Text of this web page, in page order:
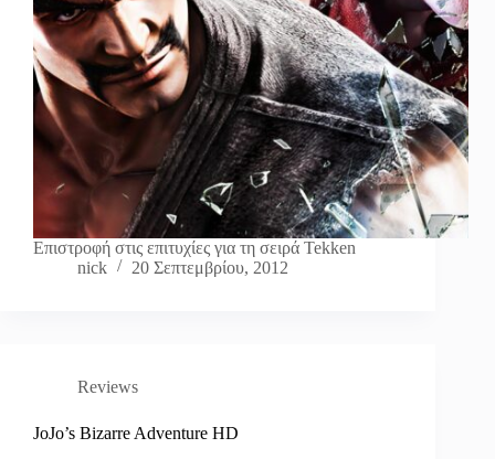
Επιστροφή στις επιτυχίες για τη σειρά Tekken
nick
20 Σεπτεμβρίου, 2012
Reviews
JoJo’s Bizarre Adventure HD